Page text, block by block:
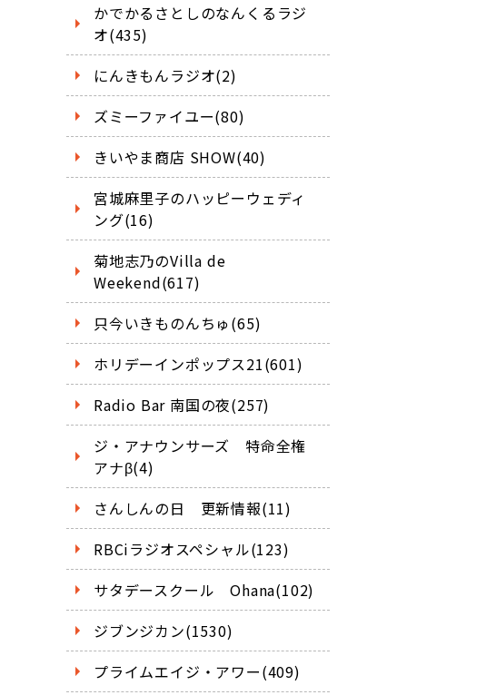
かでかるさとしのなんくるラジ
オ(435)
にんきもんラジオ(2)
ズミーファイユー(80)
きいやま商店 SHOW(40)
宮城麻里子のハッピーウェディ
ング(16)
菊地志乃のVilla de
Weekend(617)
只今いきものんちゅ(65)
ホリデーインポップス21(601)
Radio Bar 南国の夜(257)
ジ・アナウンサーズ 特命全権
アナβ(4)
さんしんの日 更新情報(11)
RBCiラジオスペシャル(123)
サタデースクール Ohana(102)
ジブンジカン(1530)
プライムエイジ・アワー(409)